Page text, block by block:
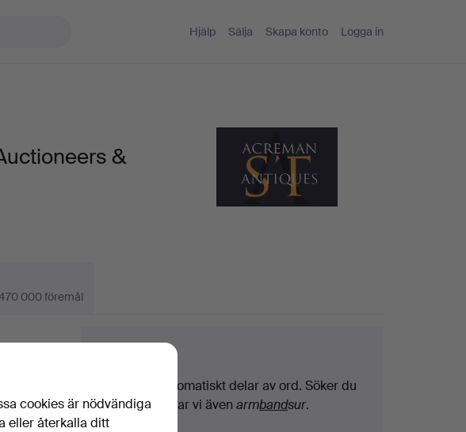
Hjälp Sälja Skapa konto Logga in
&
000 föremål
Vi söker automatiskt delar av ord. Söker du
påband hittar vi ävenarmbandsur.
cookies är nödvändiga
eller återkalla ditt